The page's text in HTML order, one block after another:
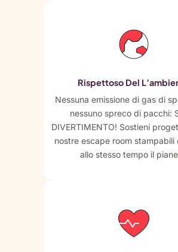
Rispettoso Del
Nessuna emissione di gas di
nessuno spreco di pacchi:
DIVERTIMENTO! Sostieni
nostre escape room stampabili
allo stesso tempo il